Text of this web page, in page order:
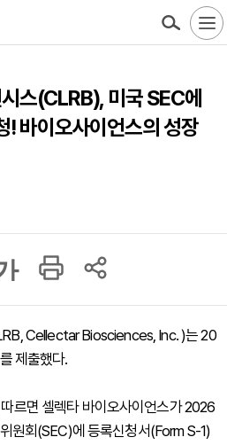
스(CLRB), 미국 SEC에
! 바이오사이언스의 성장
Cellectar Biosciences, Inc. )는 20
제출했다.
르면 셀렉타 바이오사이언스가 2026
원회(SEC)에 등록신청서(Form S-1)